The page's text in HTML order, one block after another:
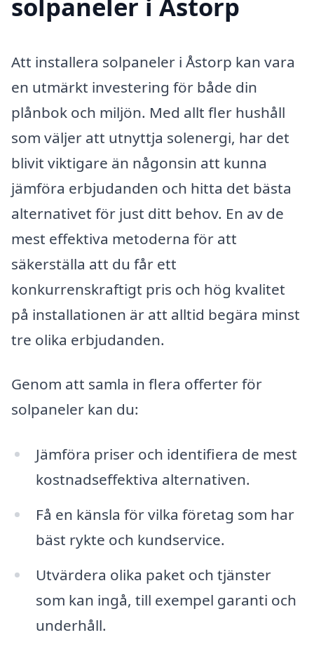
Att installera solpaneler i Åstorp kan vara
en utmärkt investering för både din
plånbok och miljön. Med allt fler hushåll
som väljer att utnyttja solenergi, har det
blivit viktigare än någonsin att kunna
jämföra erbjudanden och hitta det bästa
alternativet för just ditt behov. En av de
mest effektiva metoderna för att
säkerställa att du får ett
konkurrenskraftigt pris och hög kvalitet
på installationen är att alltid begära minst
tre olika erbjudanden.
Genom att samla in flera offerter för
solpaneler kan du:
Jämföra priser och identifiera de mest
kostnadseffektiva alternativen.
Få en känsla för vilka företag som har
bäst rykte och kundservice.
Utvärdera olika paket och tjänster
som kan ingå, till exempel garanti och
underhåll.